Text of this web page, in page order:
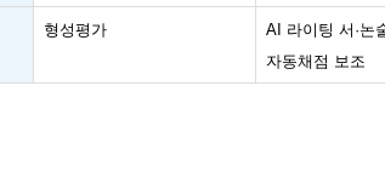
형성평가 AI 라이팅 서 ·논
자동채점 보조